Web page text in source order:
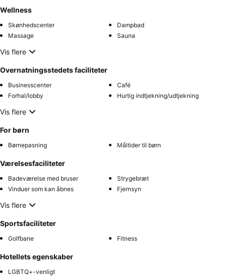
Wellness
Skønhedscenter
Dampbad
Massage
Sauna
Vis flere
Overnatningsstedets faciliteter
Businesscenter
Café
Forhal/lobby
Hurtig indtjekning/udtjekning
Vis flere
For børn
Børnepasning Måltider til børn
Værelsesfaciliteter
Badeværelse med bruser
Strygebræt
Vinduer som kan åbnes
Fjernsyn
Vis flere
Sportsfaciliteter
Golfbane Fitness
Hotellets egenskaber
LGBTQ+-venligt